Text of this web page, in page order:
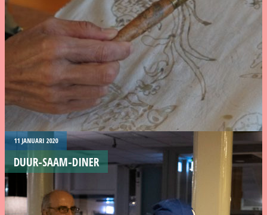
11 JANUARI 2020
DUUR-SAAM-DINER